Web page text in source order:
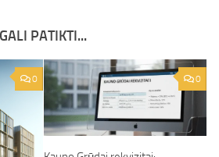
PATIKTI...
0 0